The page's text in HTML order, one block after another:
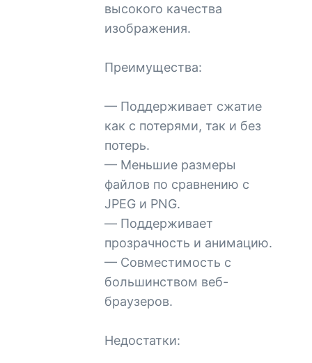
высокого качества
изображения.
Преимущества:
— Поддерживает сжатие
как с потерями, так и без
потерь.
— Меньшие размеры
файлов по сравнению с
JPEG и PNG.
— Поддерживает
прозрачность и анимацию.
— Совместимость с
большинством веб-
браузеров.
Недостатки: